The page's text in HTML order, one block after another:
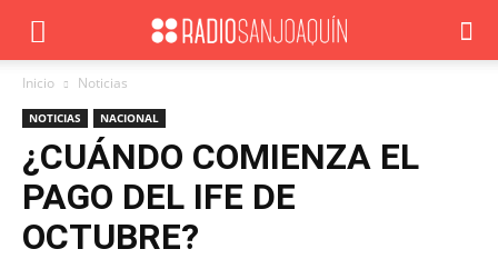
Inicio Noticias
NOTICIAS NACIONAL
¿CUÁNDO COMIENZA EL
PAGO DEL IFE DE
OCTUBRE?